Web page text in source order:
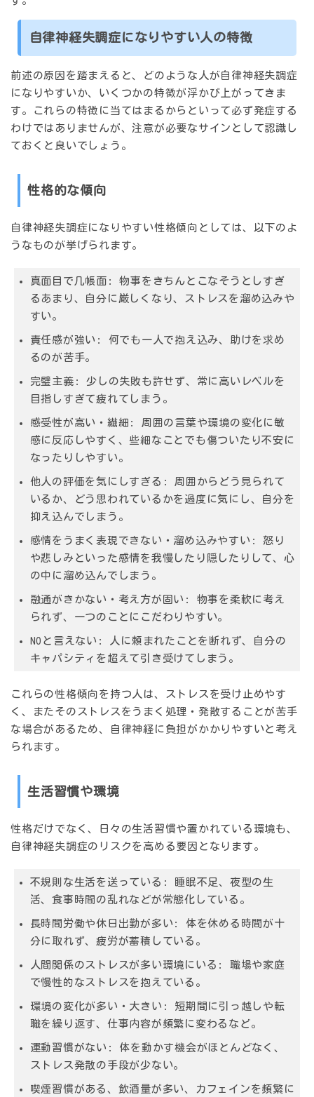
自律神経失調症になりやすい人の特徴
前述の原因を踏まえると、どのような人が自律神経失調症
になりやすいか、いくつかの特徴が浮かび上がってきま
す。これらの特徴に当てはまるからといって必ず発症する
わけではありませんが、注意が必要なサイン として認識し
ておくと良いでしょう。
性格的な傾向
自律神経失調症になりやすい性格傾向としては、以下のよ
うなものが挙げられます。
真面目で几帳面: 物事をきちんとこなそうとしすぎ
るあまり、自分に厳しくなり、ストレスを溜め込みや
すい。
責任感が強い: 何でも一人で抱え込み、助けを求め
るのが苦手。
完璧主義: 少しの失敗も許せず、常に高いレベルを
目指しすぎて疲れてしまう。
感受性が高い・繊細: 周囲の言葉や環境の変化に敏
感に反応しやすく、些細なことでも傷ついたり不安に
なったりしやすい。
他人の評価を気にしすぎる: 周囲からどう見られて
いるか、どう思われているかを過度に気にし、自分を
抑え込んでしまう。
感情をうまく表現できない・溜め込みやすい: 怒り
や悲しみといった感情を我慢したり隠したりして、心
の中に溜め込んでしまう。
融通がきかない・考え方が固い: 物事を柔軟に考え
られず、一つのことにこだわりやすい。
NOと言えない: 人に頼まれたことを断れず、自分の
キャパシティを超えて引き受けてしまう。
これらの性格傾向を持つ人は、
ストレスを受け止めやす
く、またそのストレスをうまく処理・発散することが苦手
な場合があるため、自律神経に負担がかかりやすいと考え
られます。
生活習慣や環境
性格だけでなく、日々の生活習慣や置かれている環境も、
自律神経失調症のリスクを高める要因となります。
不規則な生活を送っている: 睡眠不足、夜型の生
活、食事時間の乱れなどが常態化している。
長時間労働や休日出勤が多い: 体を休める時間が十
分に取れず、疲労が蓄積している。
人間関係のストレスが多い環境にいる: 職場や家庭
で慢性的なストレスを抱えている。
環境の変化が多い・大きい: 短期間に引っ越しや転
職を繰り返す、仕事内容が頻繁に変わるなど。
運動習慣がない: 体を動かす機会がほとんどなく、
ストレス発散の手段が少ない。
喫煙習慣がある、飲酒量が多い、カフェインを頻繁に